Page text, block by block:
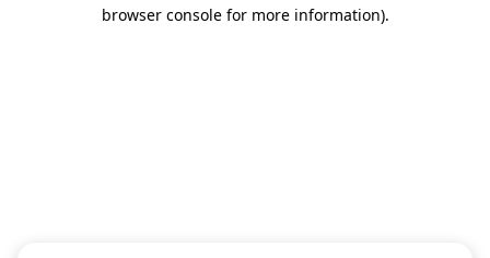
browser console for more information).